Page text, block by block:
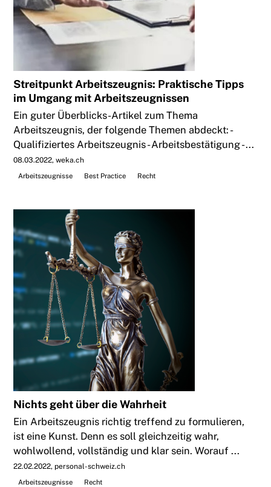
Streitpunkt Arbeitszeugnis: Praktische Tipps
im Umgang mit Arbeitszeugnissen
Ein guter Überblicks-Artikel zum Thema
Arbeitszeugnis, der folgende Themen abdeckt: -
Qualifiziertes Arbeitszeugnis - Arbeitsbestätigung - ...
08.03.2022 weka.ch
Arbeitszeugnisse
Best Practice Recht
Nichts geht über die Wahrheit
Ein Arbeitszeugnis richtig treffend zu formulieren,
ist eine Kunst. Denn es soll gleichzeitig wahr,
wohlwollend, vollständig und klar sein. Worauf ...
22.02.2022 personal-schweiz.ch
Arbeitszeugnisse
Recht